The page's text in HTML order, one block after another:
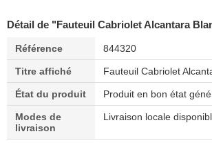
Détail de "Fauteuil Cabriolet Alcantara
Référence 844320
Titre affiché Fauteuil Cabriolet
État du produit Produit en bon état
Modes de
livraison
Livraison locale